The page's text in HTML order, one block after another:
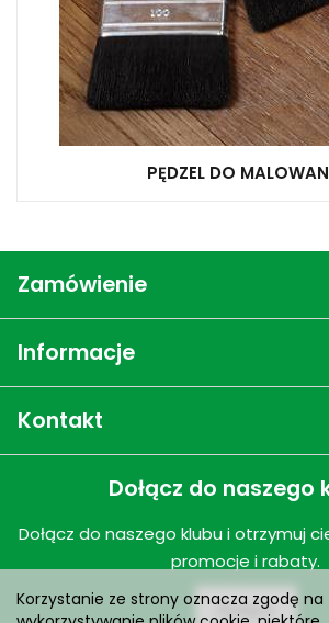
PĘDZEL DO
Zamówienie
Informacje
Kontakt
Dołącz do naszego
Dołącz do naszego klubu i otrzymuj
promocje i rabaty.
Dołącz
Korzystanie ze strony oznacza zgodę na